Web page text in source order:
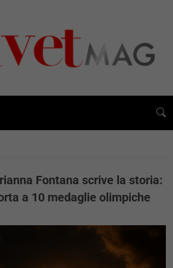
Fontana scrive la storia:
a 10 medaglie olimpiche